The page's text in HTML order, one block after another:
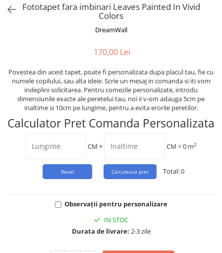
Watercolor
Fototapet fara imbinari Leaves Painted In Vivid
Colors
DreamWall
170,00 Lei
Povestea din acest tapet, poate fi personalizata dupa placul tau, fie cu
numele copilului, sau alta ideie. Scrie un mesaj in comanda si iti vom
indeplini solicitarea. Pentru comezile personalizate, introdu
dimensiunile exacte ale peretelui tau, noi ii v-om adauga 5cm pe
inaltime si 10cm pe lungime, pentru a evita erorile peretilor.
Calculator Pret Comanda Personalizata
CM × CM =0 m2
Total:0
Observații pentru personalizare
IN STOC
Durata de livrare: 2-3 zile